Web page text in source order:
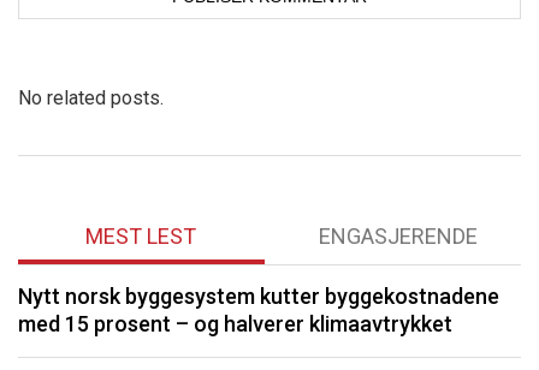
No related posts.
MEST LEST ENGASJERENDE
Nytt norsk byggesystem kutter byggekostnadene
med 15 prosent – og halverer klimaavtrykket